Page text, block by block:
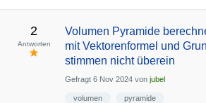
2
Antworten
Volumen Pyramide
mit Vektorenformel und
stimmen nicht überein
Gefragt 6 Nov 2024 von jubel
volumen pyramide